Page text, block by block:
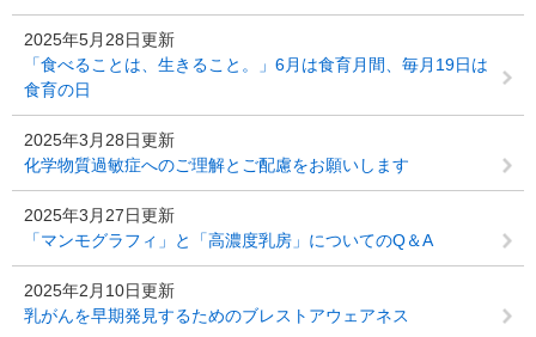
2025年5月28日更新
「食べることは、生きること。」6月は食育月間、毎月19日は
食育の日
2025年3月28日更新
化学物質過敏症へのご理解とご配慮をお願いします
2025年3月27日更新
「マンモグラフィ」と「高濃度乳房」についてのQ＆A
2025年2月10日更新
乳がんを早期発見するためのブレストアウェアネス